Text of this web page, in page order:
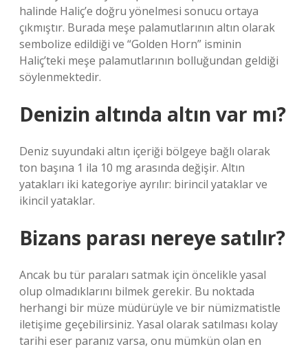
halinde Haliç’e doğru yönelmesi sonucu ortaya
çıkmıştır. Burada meşe palamutlarının altın olarak
sembolize edildiği ve “Golden Horn” isminin
Haliç’teki meşe palamutlarının bolluğundan geldiği
söylenmektedir.
Denizin altında altın var mı?
Deniz suyundaki altın içeriği bölgeye bağlı olarak
ton başına 1 ila 10 mg arasında değişir. Altın
yatakları iki kategoriye ayrılır: birincil yataklar ve
ikincil yataklar.
Bizans parası nereye satılır?
Ancak bu tür paraları satmak için öncelikle yasal
olup olmadıklarını bilmek gerekir. Bu noktada
herhangi bir müze müdürüyle ve bir nümizmatistle
iletişime geçebilirsiniz. Yasal olarak satılması kolay
tarihi eser paranız varsa, onu mümkün olan en